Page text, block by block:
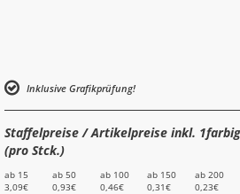
Inklusive Grafikprüfung!
Staffelpreise / Artikelpreise inkl.
(pro Stck.)
ab 15
3,09€
ab 50
0,93€
ab 100
0,46€
ab 150
0,31€
ab 200
0,23€